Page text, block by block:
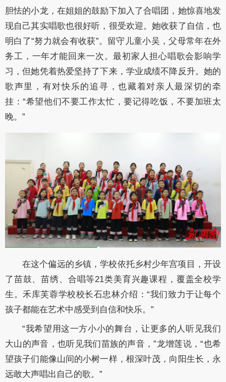
胆怯的小龙，在姐姐的鼓励下加入了合唱团，她惊喜地发
现自己其实唱歌也很好听，很受欢迎。她收获了自信，也
明白了“努力就会有收获”。留守儿童小吴，父母常年在外
务工，一年才能回来一次。最初家人担心唱歌会影响学
习，但她凭着热爱坚持了下来，学业成绩不降反升。她的
歌声里，有对快乐的追寻，也藏着对亲人最深切的牵
挂：“希望他们不要工作太忙，要记得吃饭，不要加班太
晚。”
在这个偏远的乡镇，学校依托乡村少年宫项目，开设
了苗鼓、苗绣、合唱等21类美育兴趣课程，覆盖全校学
生。禾库芙蓉学校校长石忠林介绍：“我们致力于让每个
孩子都能在艺术中感受到自信和快乐。”
“我希望用这一方小小的舞台，让更多的人听见我们
大山的声音，也听见我们苗族的声音，”龙增莲说，“也希
望孩子们能像山间的小树一样，根深叶茂，向阳生长，永
远敢大声唱出自己的歌。”